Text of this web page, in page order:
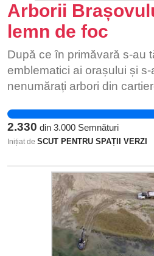
Arborii
lemn de foc
După ce în primăvară s-au
emblematici ai orașului și
nenumărați arbori din
oraș. 1. Castanii de la
sănătoși de pe Aleea de
pentru că încurcau un
bibliotecii de la agrement.
identitară pentru generații
dispărut peste noapte, doar
că “a fost o greșeală”. •
avizează și execută
2.330 din 3.000 Semnături
Inițiat de SCUT PENTRU SPAȚII VERZI